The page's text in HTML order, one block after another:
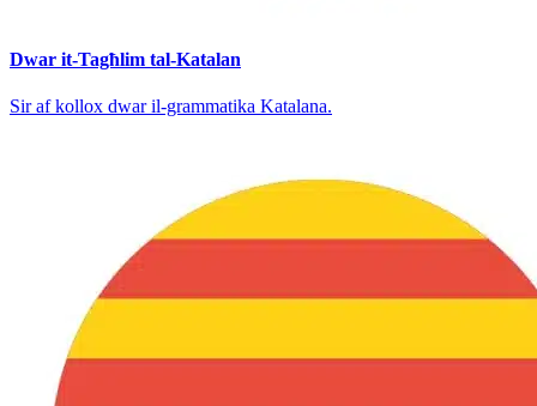
Dwar it-Tagħlim tal-Katalan
Sir af kollox dwar il-grammatika Katalana.